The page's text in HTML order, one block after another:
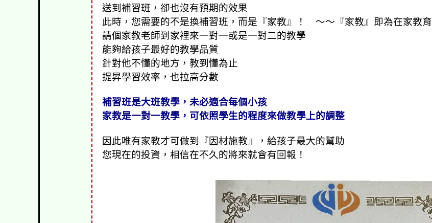
送到補習班，卻也沒有預期的效果
此時，您需要的不是換補習班，而是『家教』！ ～～『家教』即為在家教育
請個家教老師到家裡來一對一或是一對二的教學
能夠給孩子最好的教學品質
針對他不懂的地方，教到懂為止
提昇學習效率，也拉高分數
補習班是大班教學，未必適合每個小孩
家教是一對一教學，可依照學生的程度來做教學上的調整
因此唯有家教才可做到『因材施教』，給孩子最大的幫助
您現在的投資，相信在不久的將來就會有回報！